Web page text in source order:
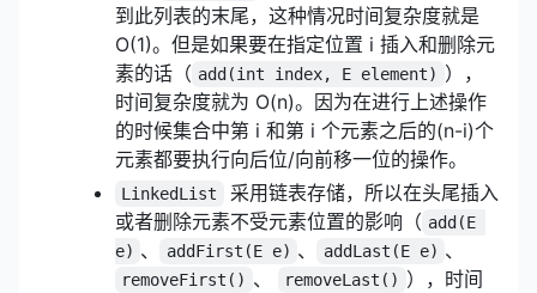
到此列表的末尾，这种情况时间复杂度就是
O(1)。但是如果要在指定位置 i 插入和删除元
素的话（ add(int index, E element) ），
时间复杂度就为 O(n)。因为在进行上述操作
的时候集合中第 i 和第 i 个元素之后的(n-i)个
元素都要执行向后位/向前移一位的操作。
LinkedList
采用链表存储，所以在头尾插入
或者删除元素不受元素位置的影响（ add(E
e) 、 addFirst(E e) 、 addLast(E e) 、
removeFirst() 、 removeLast() ），时间